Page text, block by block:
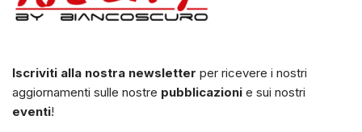
Iscriviti alla nostra newsletter per ricevere i nostri
aggiornamenti sulle nostre pubblicazioni e sui nostri
eventi!